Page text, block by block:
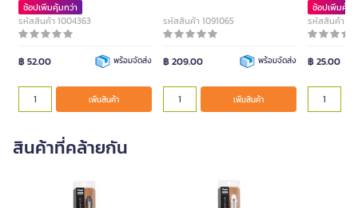
ช้อปเพิ่มคุ้มกว่า
รหัสสินค้า 1004363
฿ 52.00 พร้อมจัดส่ง
เพิ่มสินค้า
รหัสสินค้า 1091065
฿ 209.00 พร้อมจัดส่ง
เพิ่มสินค้า
ช้อปเพิ่มคุ้ม
รหัสสินค้า
฿ 25.00
สินค้าที่คล้ายกัน